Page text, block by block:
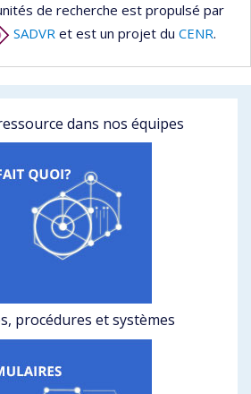
de recherche est propulsé par
SADVR et est un projet du CENR.
dans nos équipes
procédures et systèmes